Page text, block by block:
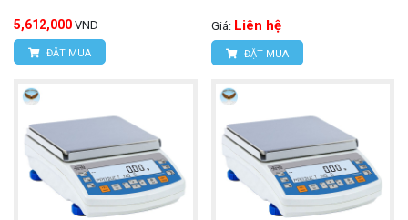
5,612,000 VND
ĐẶT MUA
Giá: Liên hệ
ĐẶT MUA